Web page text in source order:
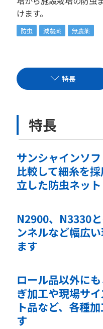
けます。
防虫 減農薬 無農薬
特長
特長
サンシャインソ
比較して細糸を
立した防虫ネッ
N2900、N3330
ンネルなど幅広
ます
ロール品以外に
ぎ加工や現場サ
ト品など、各種
す